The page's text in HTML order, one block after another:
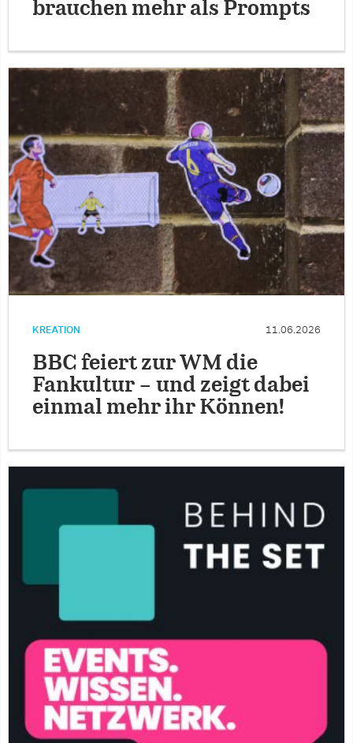
brauchen mehr als Prompts
KREATION 11.06.2026
BBC feiert zur WM die
Fankultur – und zeigt dabei
einmal mehr ihr Können!